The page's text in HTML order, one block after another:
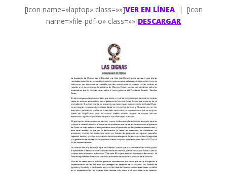
[icon name=»laptop» class=»»]VER EN LÍNEA | [icon
name=»file-pdf-o» class=»»]DESCARGAR